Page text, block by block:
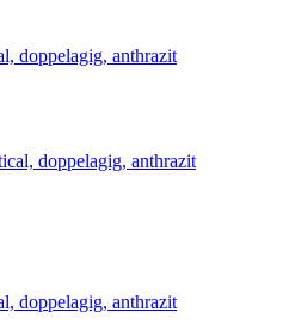
doppelagig, anthrazit
doppelagig, anthrazit